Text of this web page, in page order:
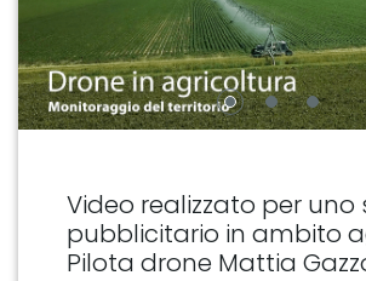
Video realizzato per uno
pubblicitario in ambito
Pilota drone Mattia